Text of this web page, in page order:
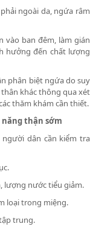
ngoài da, ngứa râm
ban đêm, làm gián
hưởng đến chất lượng
phân biệt ngứa do suy
khác thông qua xét
thăm khám cần thiết.
thận sớm
dân cần kiểm tra
lượng nước tiểu giảm.
loại trong miệng.
trung.